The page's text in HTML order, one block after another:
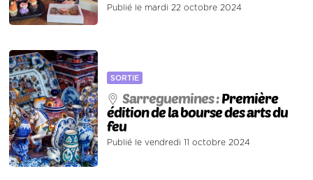
Publié le mardi 22 octobre 2024
SORTIE
Sarreguemines :Première
édition de la bourse des arts du
feu
Publié le vendredi 11 octobre 2024